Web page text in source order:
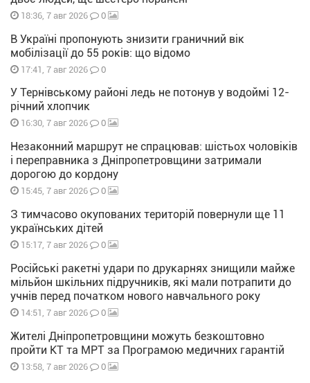
18:36, 7 авг 2026 0
В Україні пропонують знизити граничний вік
мобілізації до 55 років: що відомо
17:41, 7 авг 2026 0
У Тернівському районі ледь не потонув у водоймі 12-
річний хлопчик
16:30, 7 авг 2026 0
Незаконний маршрут не спрацював: шістьох чоловіків
і переправника з Дніпропетровщини затримали
дорогою до кордону
15:45, 7 авг 2026 0
З тимчасово окупованих територій повернули ще 11
українських дітей
15:17, 7 авг 2026 0
Російські ракетні удари по друкарнях знищили майже
мільйон шкільних підручників, які мали потрапити до
учнів перед початком нового навчального року
14:51, 7 авг 2026 0
Жителі Дніпропетровщини можуть безкоштовно
пройти КТ та МРТ за Програмою медичних гарантій
13:58, 7 авг 2026 0